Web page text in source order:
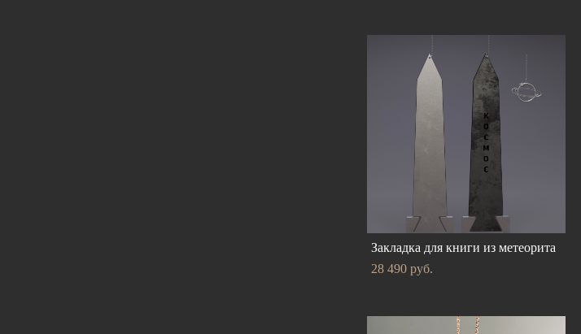
Закладка для книги из метеорита
28 490 pуб.